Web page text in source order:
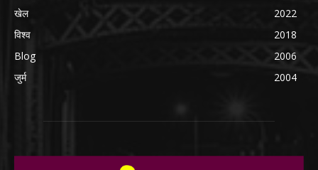
खेल
2022
विश्व
2018
Blog
2006
जुर्म
2004